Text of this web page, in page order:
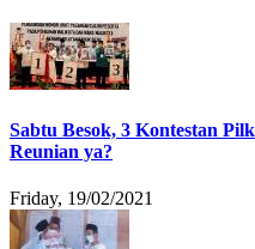
Sabtu Besok, 3 Kontestan
Reunian ya?
Friday, 19/02/2021